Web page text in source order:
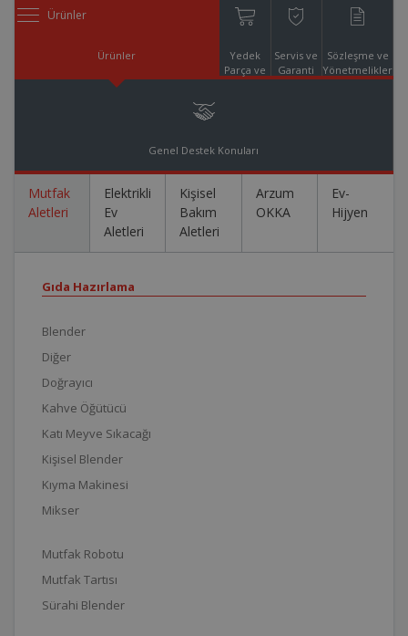
Ürünler
Ürünler
Yedek
Parça ve
Servis ve
Garanti
Sözleşme ve
Yönetmelikler
Genel Destek Konuları
Mutfak
Aletleri
Elektrikli
Ev
Aletleri
Kişisel
Bakım
Aletleri
Arzum
OKKA
Ev-
Hijyen
Gıda Hazırlama
Blender
Diğer
Doğrayıcı
Kahve Öğütücü
Katı Meyve Sıkacağı
Kişisel Blender
Kıyma Makinesi
Mikser
Mutfak Robotu
Mutfak Tartısı
Sürahi Blender